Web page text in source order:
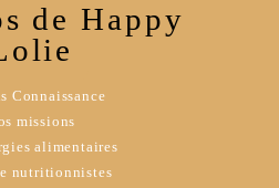
de Happy
Connaissance
missions
alimentaires
nutritionnistes